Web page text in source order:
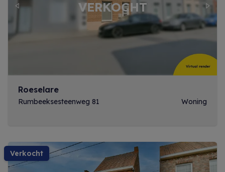
Previous Next
Roeselare
Rumbeeksesteenweg 81 Woning
verkocht